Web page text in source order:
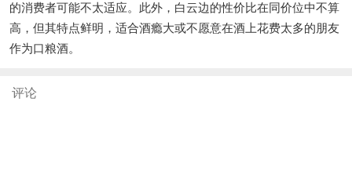
的消费者可能不太适应。此外，白云边的性价比在同价位中不算
高，但其特点鲜明，适合酒瘾大或不愿意在酒上花费太多的朋友
作为口粮酒。